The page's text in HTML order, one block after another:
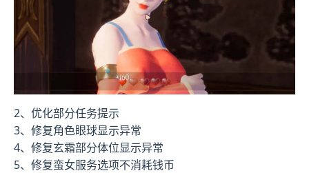
2、优化部分任务提示
3、修复角色眼球显示异常
4、修复玄霜部分体位显示异常
5、修复蛮女服务选项不消耗钱币